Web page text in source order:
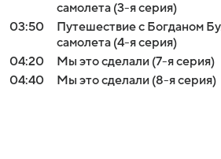
самолета (3-я серия)
03:50
Путешествие с Богданом
самолета (4-я серия)
04:20
Мы это сделали (7-я серия)
04:40
Мы это сделали (8-я серия)